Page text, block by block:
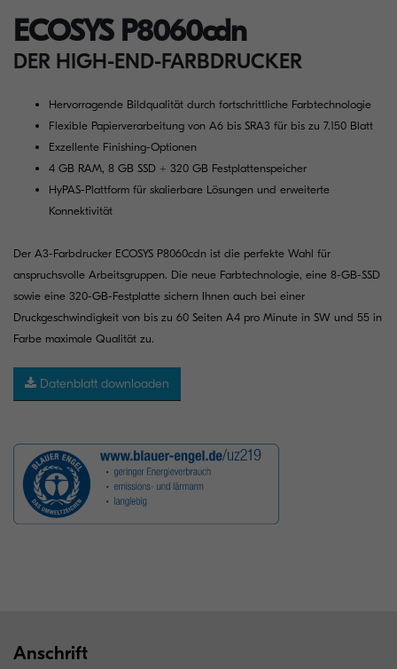
ECOSYS P8060cdn
DER HIGH-END-FARBDRUCKER
Hervorragende Bildqualität durch fortschrittliche Farbtechnologie
Flexible Papierverarbeitung von A6 bis SRA3 für bis zu 7.150 Blatt
Exzellente Finishing-Optionen
4 GB RAM, 8 GB SSD + 320 GB Festplattenspeicher
HyPAS-Plattform für skalierbare Lösungen und erweiterte
Konnektivität
Der A3-Farbdrucker ECOSYS P8060cdn ist die perfekte Wahl für
anspruchsvolle Arbeitsgruppen. Die neue Farbtechnologie, eine 8-GB-SSD
sowie eine 320-GB-Festplatte sichern Ihnen auch bei einer
Druckgeschwindigkeit von bis zu 60 Seiten A4 pro Minute in SW und 55 in
Farbe maximale Qualität zu.
Datenblatt downloaden
Anschrift